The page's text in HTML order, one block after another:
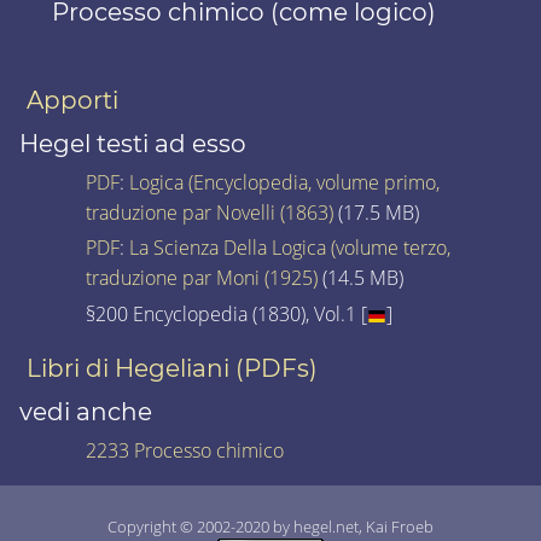
Processo chimico (come logico)
Apporti
Hegel testi ad esso
PDF: Logica (Encyclopedia, volume primo,
traduzione par Novelli (1863)(17.5 MB)
PDF: La Scienza Della Logica (volume terzo,
traduzione par Moni (1925)(14.5 MB)
§200 Encyclopedia (1830), Vol.1 [
]
Libri di Hegeliani (PDFs)
vedi anche
2233 Processo chimico
Copyright © 2002-2020 by hegel.net, Kai Froeb